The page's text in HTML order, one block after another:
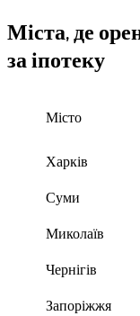
Міста, де
за іпотеку
Місто
Харків
Суми
Миколаїв
Чернігів
Запоріжжя